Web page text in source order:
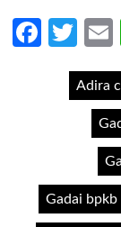
Adira
Gadai bpkb